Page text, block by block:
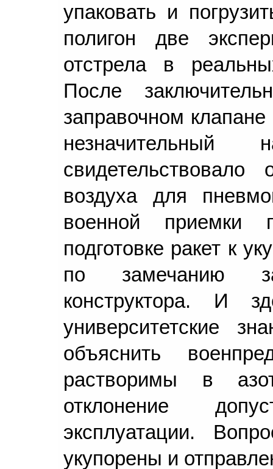
упаковать и
полигон две
отстрела в
После
заправочном
свидетельствовало
воздуха для
военной приемки
подготовке ракет к
по замечанию
конструктора. И
университетские
объяснить
растворимы в
отклонение
эксплуатации.
укупорены и